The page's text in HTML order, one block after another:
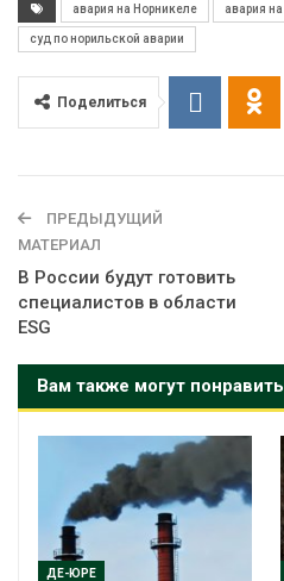
авария на Норникеле авария
суд по норильской аварии
Поделиться
ПРЕДЫДУЩИЙ
МАТЕРИАЛ
В России будут готовить
специалистов в области
ESG
Вам также могут
ДЕ-ЮРЕ